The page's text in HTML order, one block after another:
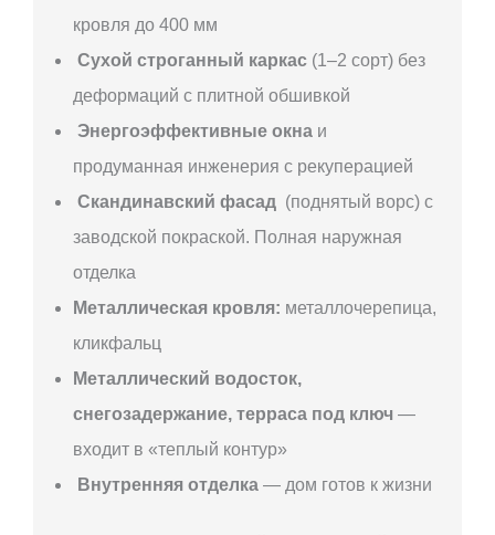
кровля до 400 мм
Сухой строганный каркас (1–2 сорт) без
деформаций с плитной обшивкой
Энергоэффективные окна и
продуманная инженерия с рекуперацией
Скандинавский фасад (поднятый ворс) с
заводской покраской. Полная наружная
отделка
Металлическая кровля: металлочерепица,
кликфальц
Металлический водосток,
снегозадержание, терраса под ключ —
входит в «теплый контур»
Внутренняя отделка — дом готов к жизни